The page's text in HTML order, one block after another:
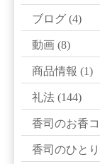
ブログ (4)
動画 (8)
商品情報 (1)
礼法 (144)
香司のお香
香司のひと